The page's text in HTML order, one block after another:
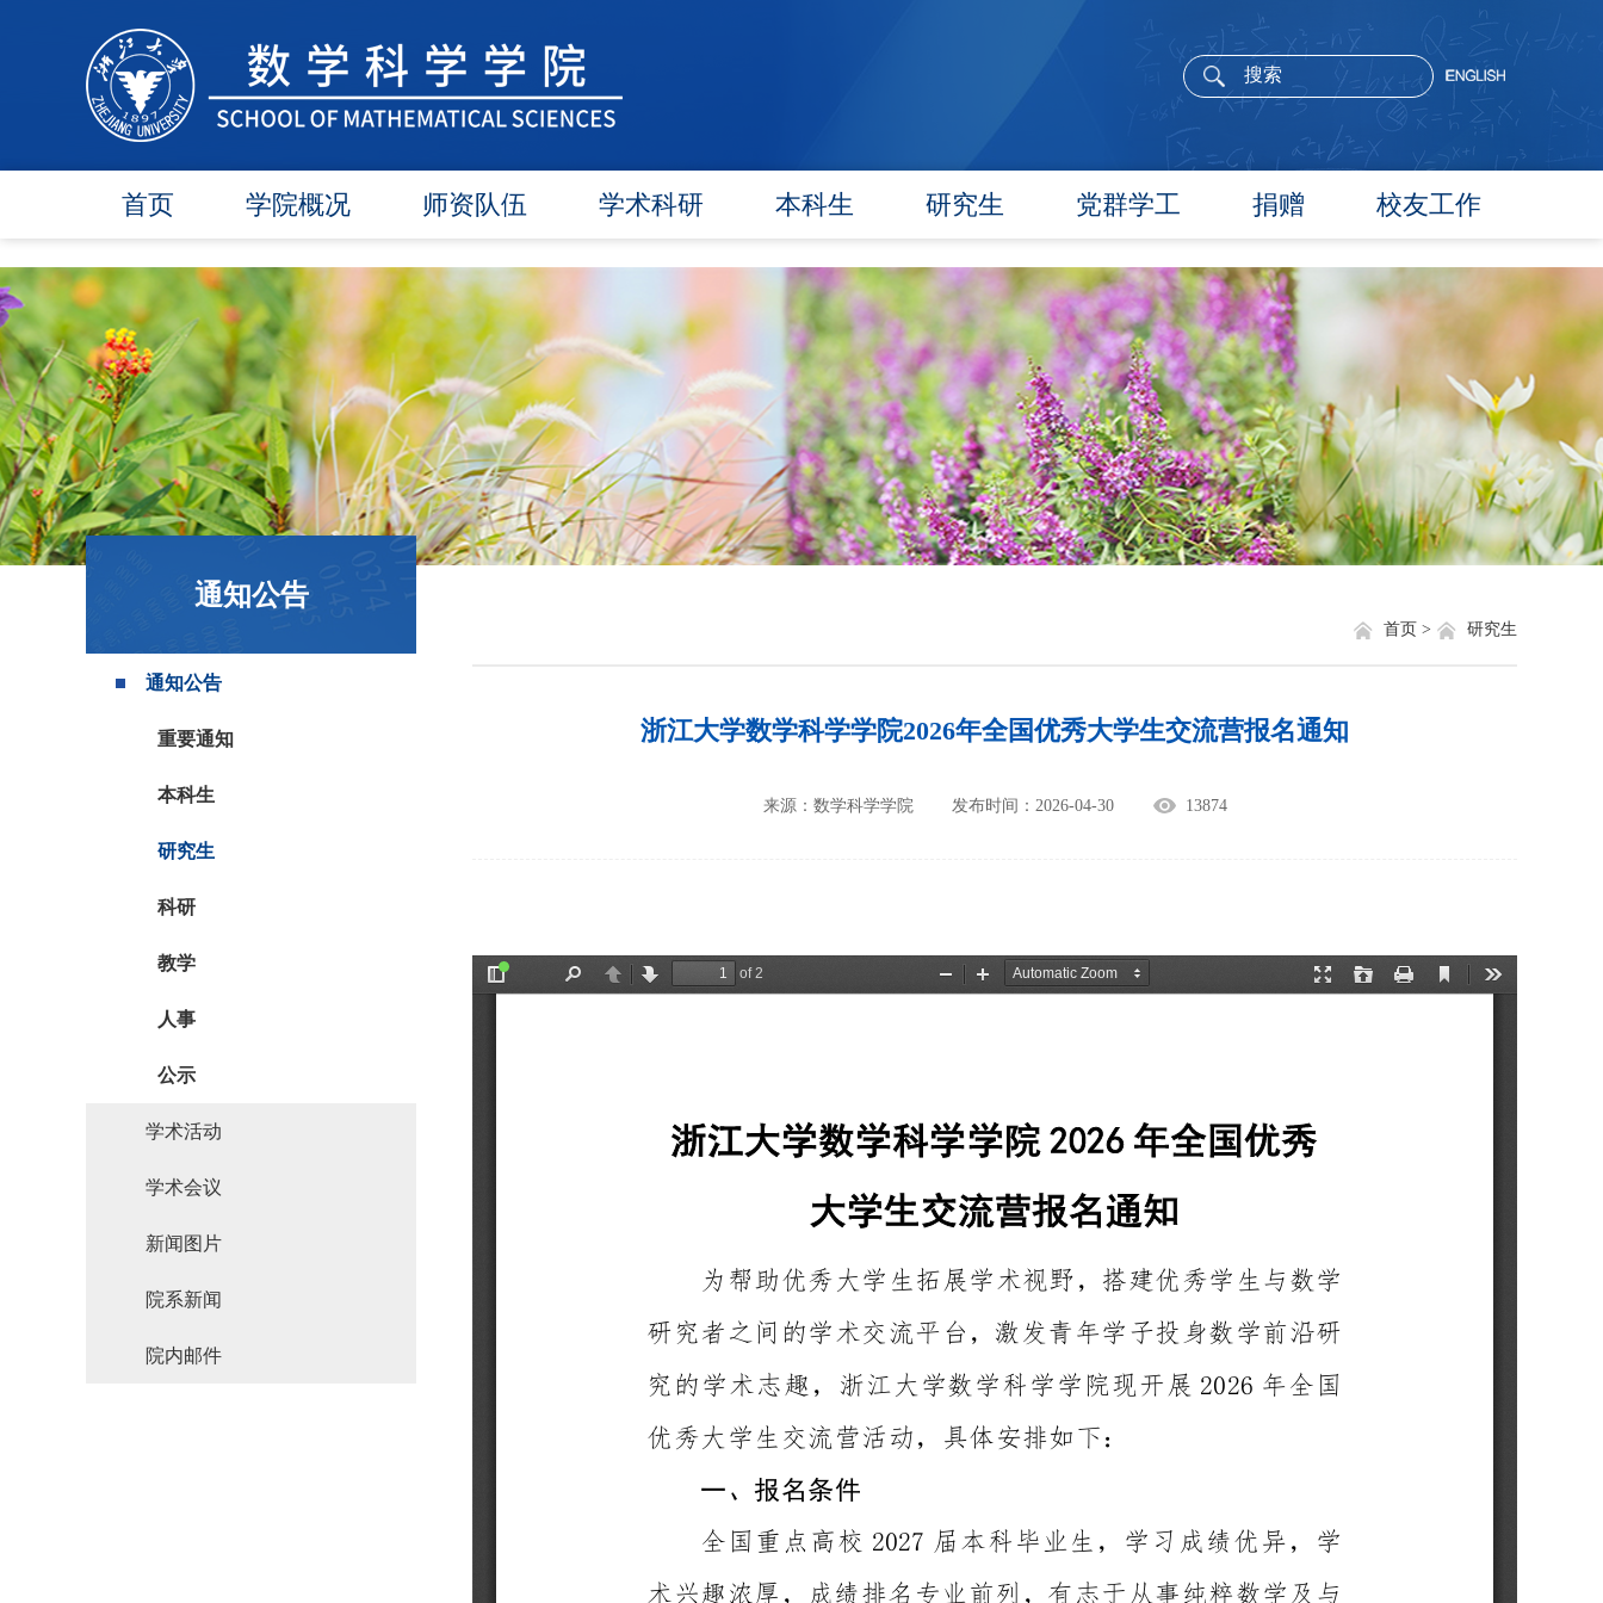
首页 学院概况
学院简介
学院领导
各委员会
办事指南
行政团队
师资队伍
在任教师
博导师资
硕导师资
退休教师
人才引进
政策文件
学术科研
学术团队
学术活动
信息公告
文件汇编
本科生
信息公告
教研动态
学籍管理
实践教学
对外交流
培养方案
研究生
信息公告
招生工作
培养工作
毕业学位
政策文件
党群学工
党委概况
党建工作
文件汇编
团学通知
团学新闻
就业信息
学生文件资料
规章制度
捐赠 校友工作
院长寄语
活动通告
校友新闻
校友风采
校友名录
相关网站链接
关于我们
通知公告
通知公告
重要通知
本科生
研究生
科研
教学
人事
公示
学术活动
学术会议
新闻图片
院系新闻
院内邮件
研究生
首页 >
浙江大学数学科学学院2026年全国优秀大学生交流营报名通知
来源：数学科学学院 发布时间：2026-04-30 13874